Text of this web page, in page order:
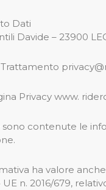
Dati
Davide – 23900
Privacy www.
sono contenute le
ha valore anche
n. 2016/679,